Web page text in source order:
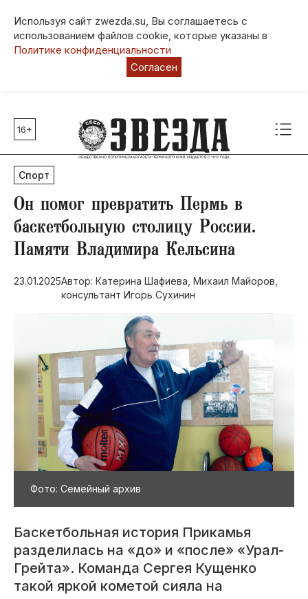
Используя сайт zwezda.su, Вы соглашаетесь с
использованием файлов cookie, которые указаны в
Политике конфиденциальности
Согласен
Главные темы
80 лет Победы
Молодежная столица РФ
СВО
Выборы в Пермском крае
Социальная поддержка
Инфраструктура
Благоустройство
16+
Спорт
Он помог превратить Пермь в
баскетбольную столицу России.
Памяти Владимира Кельсина
23.01.2025Автор: Катерина Шафиева, Михаил Майоров,
консультант Игорь Сухинин
Фото: Семейный архив
Баскетбольная история Прикамья
разделилась на «до» и «после» «Урал-
Грейта». Команда Сергея Кущенко
такой яркой кометой сияла на